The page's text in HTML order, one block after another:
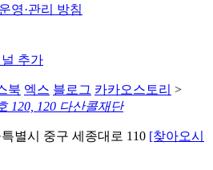
영·관리 방침
추가
북 엑스 블로그 카카오스토리 >
120, 120 다산콜재단
별시 중구 세종대로 110 [찾아오시